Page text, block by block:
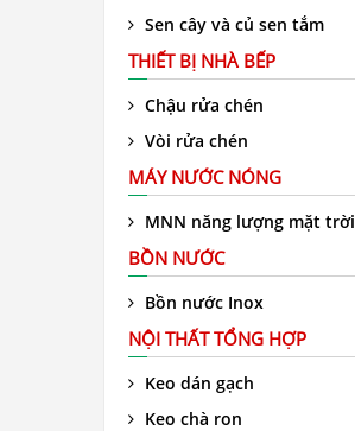
Sen cây và củ sen tắm
THIẾT BỊ NHÀ BẾP
Chậu rửa chén
Vòi rửa chén
MÁY NƯỚC NÓNG
MNN năng lượng mặt trời
BỒN NƯỚC
Bồn nước Inox
NỘI THẤT TỔNG HỢP
Keo dán gạch
Keo chà ron